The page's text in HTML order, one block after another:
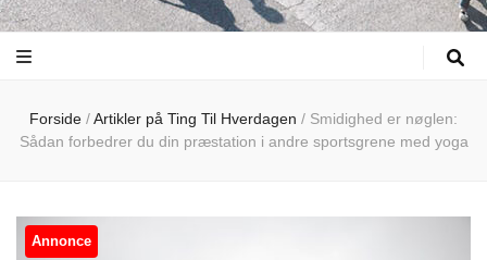
Forside /Artikler på Ting Til Hverdagen / Smidighed er nøglen:
Sådan forbedrer du din præstation i andre sportsgrene med yoga
Annonce